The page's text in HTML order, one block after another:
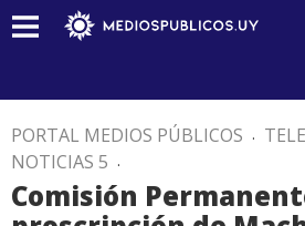
PORTAL MEDIOS PÚBLICOS .
NOTICIAS 5 .
Comisión